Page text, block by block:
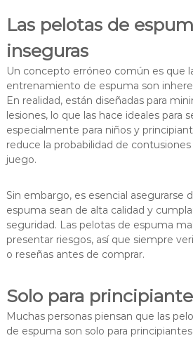
Las pelotas de
inseguras
Un concepto erróneo común es que
entrenamiento de espuma son
En realidad, están diseñadas para
lesiones, lo que las hace ideales para
especialmente para niños y
reduce la probabilidad de
juego.
Sin embargo, es esencial asegurarse
espuma sean de alta calidad y
seguridad. Las pelotas de espuma
presentar riesgos, así que siempre
o reseñas antes de comprar.
Solo para
Muchas personas piensan que las
de espuma son solo para